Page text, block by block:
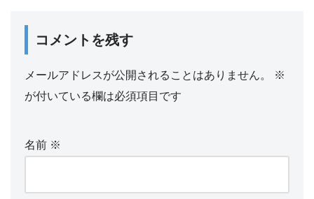
コメントを残す
メールアドレスが公開されることはありません。
※
が付いている欄は必須項目です
名前 ※